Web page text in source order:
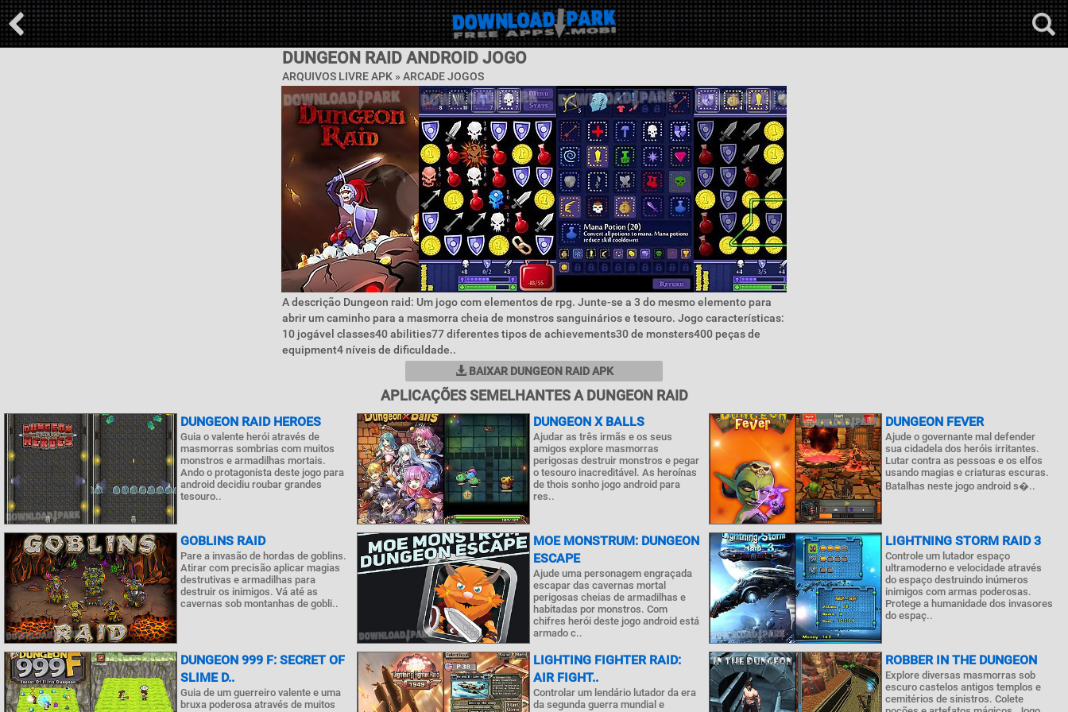
DUNGEON RAID ANDROID JOGO
ARQUIVOS LIVRE APK » ARCADE JOGOS
A descrição Dungeon raid: Um jogo com elementos de rpg. Junte-se a 3 do mesmo elemento para
abrir um caminho para a masmorra cheia de monstros sanguinários e tesouro. Jogo características:
10 jogável classes40 abilities77 diferentes tipos de achievements30 de monsters400 peças de
equipment4 níveis de dificuldade..
BAIXAR DUNGEON RAID APK
APLICAÇÕES SEMELHANTES A DUNGEON RAID
DUNGEON RAID HEROES
Guia o valente herói através de
masmorras sombrias com muitos
monstros e armadilhas mortais.
Ando o protagonista deste jogo para
android decidiu roubar grandes
tesouro..
DUNGEON X BALLS
Ajudar as três irmãs e os seus
amigos explore masmorras
perigosas destruir monstros e pegar
o tesouro inacreditável. As heroínas
de thois sonho jogo android para
res..
DUNGEON FEVER
Ajude o governante mal defender
sua cidadela dos heróis irritantes.
Lutar contra as pessoas e os elfos
usando magias e criaturas escuras.
Batalhas neste jogo android s�..
GOBLINS RAID
Pare a invasão de hordas de goblins.
Atirar com precisão aplicar magias
destrutivas e armadilhas para
destruir os inimigos. Vá até as
cavernas sob montanhas de gobli..
MOE MONSTRUM: DUNGEON
ESCAPE
Ajude uma personagem engraçada
escapar das cavernas mortal
perigosas cheias de armadilhas e
habitadas por monstros. Com
chifres herói deste jogo android está
armado c..
LIGHTNING STORM RAID 3
Controle um lutador espaço
ultramoderno e velocidade através
do espaço destruindo inúmeros
inimigos com armas poderosas.
Protege a humanidade dos invasores
do espaç..
DUNGEON 999 F: SECRET OF
SLIME D..
Guia de um guerreiro valente e uma
bruxa poderosa através de muitos
LIGHTING FIGHTER RAID:
AIR FIGHT..
Controlar um lendário lutador da era
da segunda guerra mundial e
ROBBER IN THE DUNGEON
Explore diversas masmorras sob
escuro castelos antigos templos e
cemitérios de sinistros. Colete